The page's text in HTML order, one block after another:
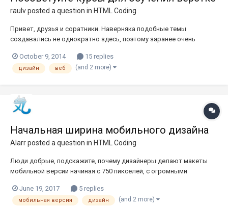
raulvposted a question in HTML Coding
Привет, друзья и соратники. Наверняка подобные темы
создавались не однократно здесь, поэтому заранее очень
фотошоп) уже несколько лет, всё устраивает, всё нравится.
Очень давно хочу изучить верстку, но всё руки не доходили, то
October 9, 2014 15 replies
дизайн веб (and 2 more)
Начальная ширина мобильного дизайна
Alarrposted a question in HTML Coding
Люди добрые, подскажите, почему дизайнеры делают макеты
мобильной версии начиная с 750 пикселей, с огромными
выглядело на 320px. Как же правильно делать, дизайн на 320, а
потом пускай расширяется? Или 750, а верстальщик пускай сам
June 19, 2017 5 replies
мобильная версия дизайн (and 2 more)